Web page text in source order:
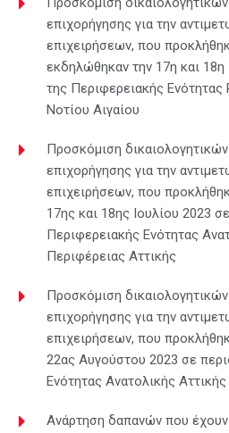
επιχορήγησης για την
επιχειρήσεων, που
εκδηλώθηκαν την 17η και 18η
της Περιφερειακής
Νοτίου Αιγαίου
Προσκόμιση
επιχορήγησης για την
επιχειρήσεων, που
17ης και 18ης Ιουλίου 2023
Περιφερειακής Ενότητας
Περιφέρειας Αττικής
Προσκόμιση
επιχορήγησης για την
επιχειρήσεων, που
22ας Αυγούστου 2023 σε
Ενότητας Ανατολικής
Ανάρτηση δαπανών που